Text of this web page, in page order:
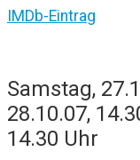
IMDb-Eintrag
Samstag,
28.10.07,
14.30 Uhr